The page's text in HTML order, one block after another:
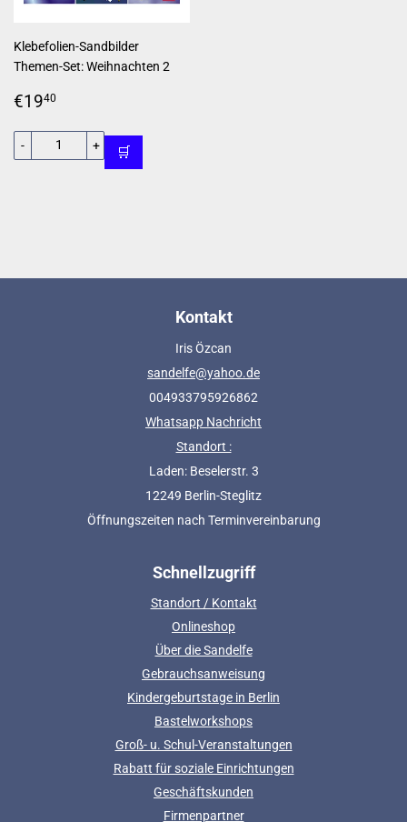
Klebefolien-Sandbilder
Themen-Set: Weihnachten 2
Normaler
€1940
+
- 🛒
Kontakt
Iris Özcan
sandelfe@yahoo.de
004933795926862
Whatsapp Nachricht
Standort :
Laden: Beselerstr. 3
12249 Berlin-Steglitz
Öffnungszeiten nach Terminvereinbarung
Schnellzugriff
Standort / Kontakt
Onlineshop
Über die Sandelfe
Gebrauchsanweisung
Kindergeburtstage in Berlin
Bastelworkshops
Groß- u. Schul-Veranstaltungen
Rabatt für soziale Einrichtungen
Geschäftskunden
Firmenpartner